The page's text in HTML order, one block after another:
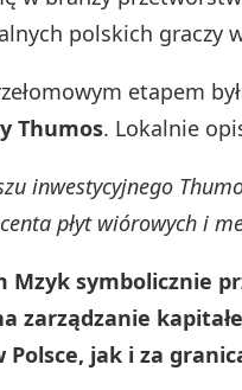
polskich graczy
etapem
Thumos. Lokalnie
inwestycyjnego
płyt wiórowych i
Mzyk symbolicznie
zarządzanie
Polsce, jak i za